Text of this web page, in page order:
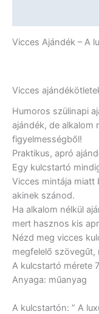
mennyiség
Vicces Ajándék – A
Vicces
Humoros szülinapi
ajándék, de alkalom
figyelmességből!
Praktikus, apró
Egy kulcstartó
Vicces mintája miatt
akinek szánod.
Ha alkalom nélkül
mert hasznos kis
Nézd meg vicces
megfelelő szövegűt,
A kulcstartó mérete
Anyaga: műanyag
A kulcstartón: ” A